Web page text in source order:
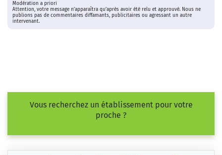
Modération a priori
Attention, votre message n’apparaîtra qu’après avoir été relu et approuvé. Nous ne
publions pas de commentaires diffamants, publicitaires ou agressant un autre
intervenant.
Vous recherchez un établissement pour votre
proche ?